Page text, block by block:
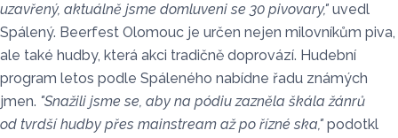
uzavřený, aktuálně jsme domluveni se 30 pivovary," uvedl
Spálený. Beerfest Olomouc je určen nejen milovníkům piva,
ale také hudby, která akci tradičně doprovází. Hudební
program letos podle Spáleného nabídne řadu známých
jmen. "Snažili jsme se, aby na pódiu zazněla škála žánrů
od tvrdší hudby přes mainstream až po řízné ska," podotkl